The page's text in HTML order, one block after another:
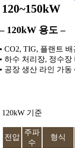
120~150kW
– 120kW 용도 –
• CO2, TIG, 플랜트
• 하수 처리장, 정수
• 공장 생산 라인 가
120kW 기준
전압
주파
수
형식